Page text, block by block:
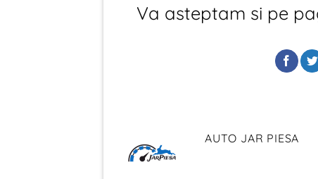
Va asteptam si pe
AUTO JAR PIESA